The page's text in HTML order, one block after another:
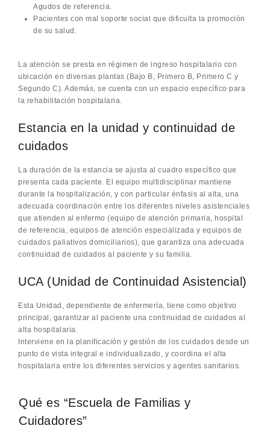
Agudos de referencia.
Pacientes con mal soporte social que dificulta la promoción
de su salud.
La atención se presta en régimen de ingreso hospitalario con
ubicación en diversas plantas (Bajo B, Primero B, Primero C y
Segundo C). Además, se cuenta con un espacio específico para
la rehabilitación hospitalaria.
Estancia en la unidad y continuidad de
cuidados
La duración de la estancia se ajusta al cuadro específico que
presenta cada paciente. El equipo multidisciplinar mantiene
durante la hospitalización, y con particular énfasis al alta, una
adecuada coordinación entre los diferentes niveles asistenciales
que atienden al enfermo (equipo de atención primaria, hospital
de referencia, equipos de atención especializada y equipos de
cuidados paliativos domiciliarios), que garantiza una adecuada
continuidad de cuidados al paciente y su familia.
UCA (Unidad de Continuidad Asistencial)
Esta Unidad, dependiente de enfermería, tiene como objetivo
principal, garantizar al paciente una continuidad de cuidados al
alta hospitalaria.
Interviene en la planificación y gestión de los cuidados desde un
punto de vista integral e individualizado, y coordina el alta
hospitalaria entre los diferentes servicios y agentes sanitarios.
Qué es “Escuela de Familias y
Cuidadores”